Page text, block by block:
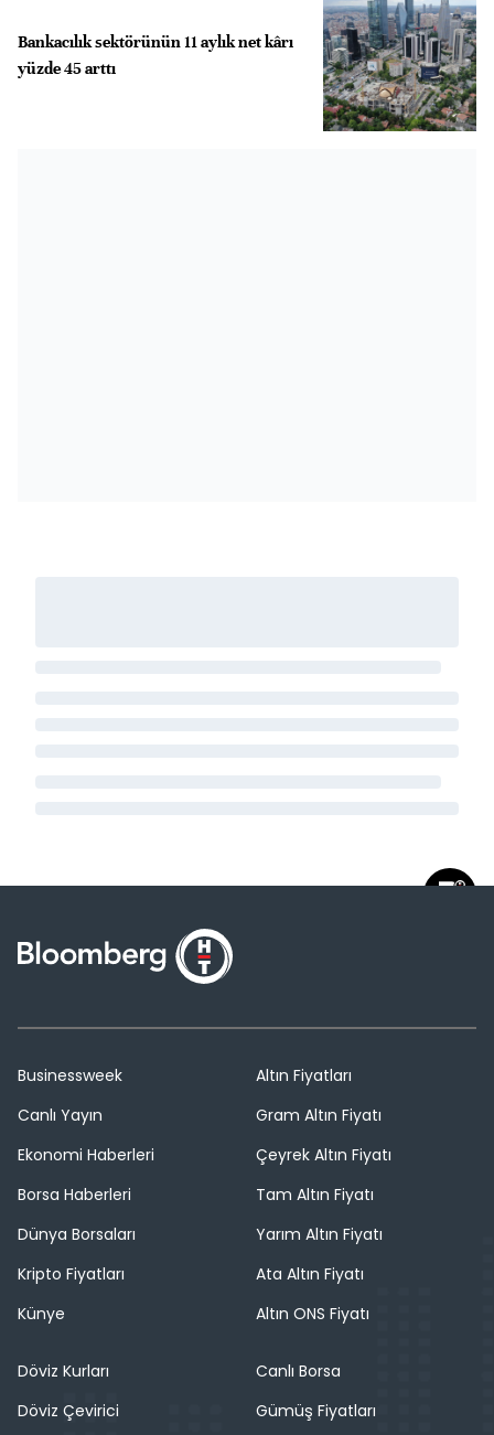
Bankacılık sektörünün 11 aylık net kârı
yüzde 45 arttı
Businessweek
Canlı Yayın
Ekonomi Haberleri
Borsa Haberleri
Dünya Borsaları
Kripto Fiyatları
Künye
Altın Fiyatları
Gram Altın Fiyatı
Çeyrek Altın Fiyatı
Tam Altın Fiyatı
Yarım Altın Fiyatı
Ata Altın Fiyatı
Altın ONS Fiyatı
Döviz Kurları
Döviz Çevirici
Canlı Borsa
Gümüş Fiyatları